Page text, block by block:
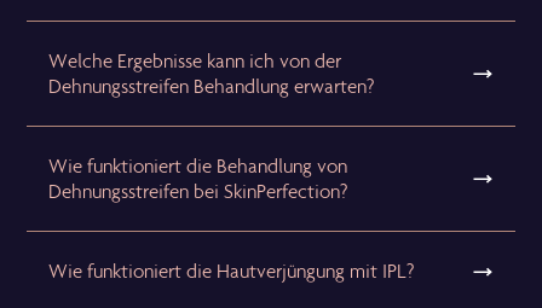
Welche Ergebnisse kann ich von der
Dehnungsstreifen Behandlung erwarten?
Wie funktioniert die Behandlung von
Dehnungsstreifen bei SkinPerfection?
Wie funktioniert die Hautverjüngung mit IPL?